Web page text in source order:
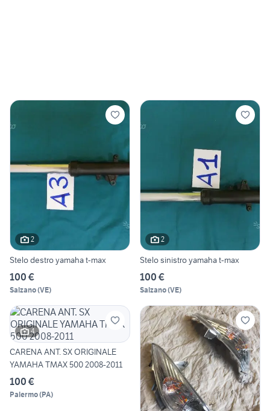
2
Stelo destro yamaha t-max
100 €
Salzano(VE)
2
Stelo sinistro yamaha t-max
100 €
Salzano(VE)
4
CARENA ANT. SX ORIGINALE
YAMAHA TMAX 500 2008-2011
100 €
Palermo(PA)